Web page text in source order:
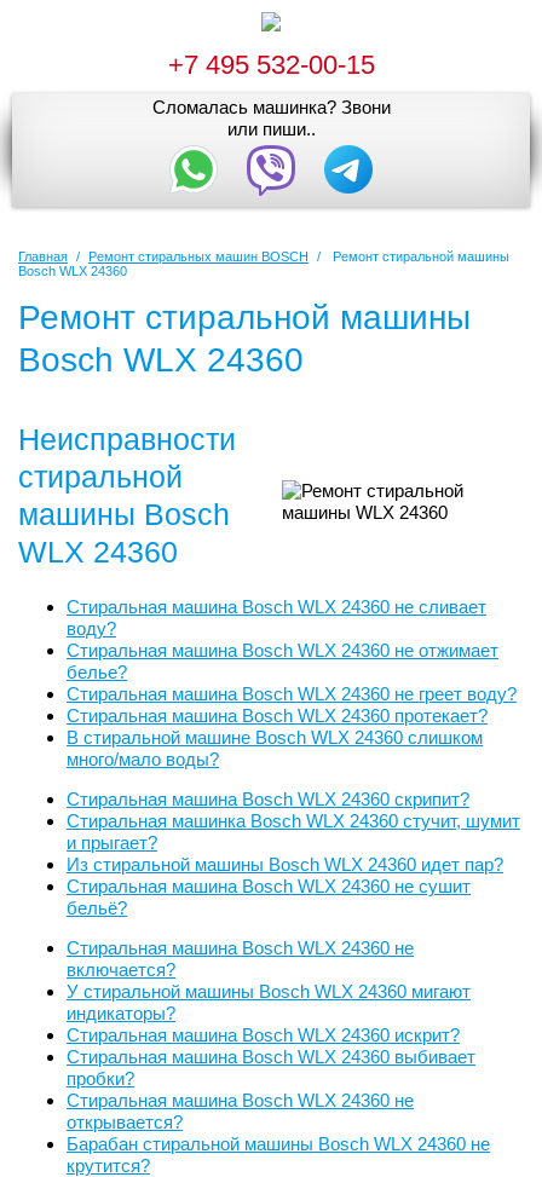
+7 495 532-00-15
Сломалась машинка? Звони
или пиши..
Главная / Ремонт стиральных машин BOSCH /
Ремонт стиральной машины
Bosch WLX 24360
Ремонт стиральной машины
Bosch WLX 24360
Неисправности
стиральной
машины Bosch
WLX 24360
Стиральная машина Bosch WLX 24360 не сливает
воду?
Стиральная машина Bosch WLX 24360 не отжимает
белье?
Стиральная машина Bosch WLX 24360 не греет воду?
Стиральная машина Bosch WLX 24360 протекает?
В стиральной машине Bosch WLX 24360 слишком
много/мало воды?
Стиральная машина Bosch WLX 24360 скрипит?
Стиральная машинка Bosch WLX 24360 стучит, шумит
и прыгает?
Из стиральной машины Bosch WLX 24360 идет пар?
Стиральная машина Bosch WLX 24360 не сушит
бельё?
Стиральная машина Bosch WLX 24360 не
включается?
У стиральной машины Bosch WLX 24360 мигают
индикаторы?
Стиральная машина Bosch WLX 24360 искрит?
Стиральная машина Bosch WLX 24360 выбивает
пробки?
Стиральная машина Bosch WLX 24360 не
открывается?
Барабан стиральной машины Bosch WLX 24360 не
крутится?